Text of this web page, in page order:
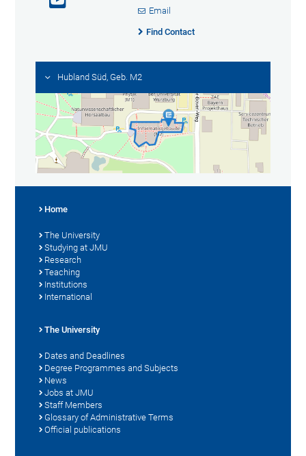
Email
Find Contact
Hubland Süd, Geb. M2
Home
The University
Studying at JMU
Research
Teaching
Institutions
International
The University
Dates and Deadlines
Degree Programmes and Subjects
News
Jobs at JMU
Staff Members
Glossary of Administrative Terms
Official publications